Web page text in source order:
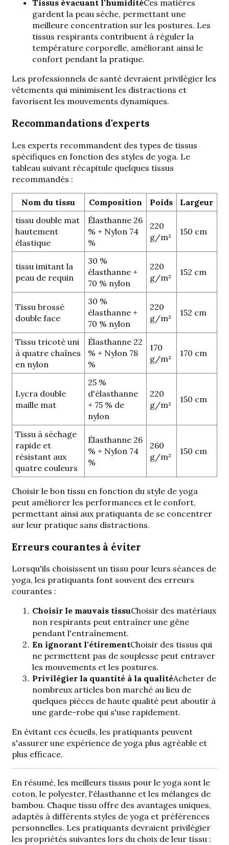
Tissus évacuant l'humiditéCes matières
gardent la peau sèche, permettant une
meilleure concentration sur les postures. Les
tissus respirants contribuent à réguler la
température corporelle, améliorant ainsi le
confort pendant la pratique.
Les professionnels de santé devraient privilégier les
vêtements qui minimisent les distractions et
favorisent les mouvements dynamiques.
Recommandations d'experts
Les experts recommandent des types de tissus
spécifiques en fonction des styles de yoga. Le
tableau suivant récapitule quelques tissus
recommandés :
Nom du tissu Composition Poids
Largeur
tissu double mat
hautement
élastique
Élasthanne 26
% + Nylon 74
%
220
g/m²
150 cm
tissu imitant la
peau de requin
30 %
élasthanne +
70 % nylon
220
g/m²
152 cm
Tissu brossé
double face
30 %
élasthanne +
70 % nylon
220
g/m²
152 cm
Tissu tricoté uni
à quatre chaînes
en nylon
Élasthanne 22
% + Nylon 78
%
170
g/m²
170 cm
Lycra double
maille mat
25 %
d'élasthanne
+ 75 % de
nylon
220
g/m²
150 cm
Tissu à séchage
rapide et
résistant aux
quatre couleurs
Élasthanne 26
% + Nylon 74
%
260
g/m²
150 cm
Choisir le bon tissu en fonction du style de yoga
peut améliorer les performances et le confort,
permettant ainsi aux pratiquants de se concentrer
sur leur pratique sans distractions.
Erreurs courantes à éviter
Lorsqu'ils choisissent un tissu pour leurs séances de
yoga, les pratiquants font souvent des erreurs
courantes :
Choisir le mauvais tissuChoisir des matériaux
non respirants peut entraîner une gêne
pendant l'entraînement.
En ignorant l'étirementChoisir des tissus qui
ne permettent pas de souplesse peut entraver
les mouvements et les postures.
Privilégier la quantité à la qualitéAcheter de
nombreux articles bon marché au lieu de
quelques pièces de haute qualité peut aboutir à
une garde-robe qui s'use rapidement.
En évitant ces écueils, les pratiquants peuvent
s'assurer une expérience de yoga plus agréable et
plus efficace.
En résumé, les meilleurs tissus pour le yoga sont le
coton, le polyester, l'élasthanne et les mélanges de
bambou. Chaque tissu offre des avantages uniques,
adaptés à différents styles de yoga et préférences
personnelles. Les pratiquants devraient privilégier
les propriétés suivantes lors du choix de leur tissu :